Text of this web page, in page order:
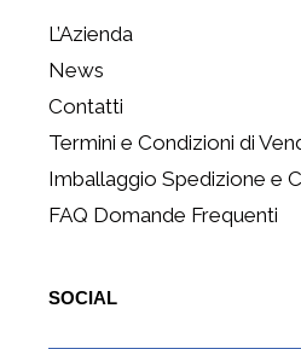
L’Azienda
News
Contatti
Termini e Condizioni di
Imballaggio Spedizione e
FAQ Domande Frequenti
SOCIAL